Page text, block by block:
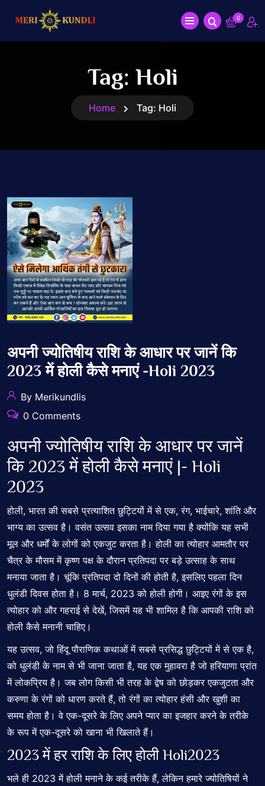
0
Tag: Holi
Home Tag: Holi
अपनी ज्योतिषीय राशि के आधार पर जानें कि
2023 में होली कैसे मनाएं -holi 2023
By Merikundlis
0 Comments
अपनी ज्योतिषीय राशि के आधार पर जानें
कि 2023 में होली कैसे मनाएं |- Holi
2023
होली, भारत की सबसे प्रत्याशित छुट्टियों में से एक, रंग, भाईचारे, शांति और
भाग्य का उत्सव है। वसंत उत्सव इसका नाम दिया गया है क्योंकि यह सभी
मूल और धर्मों के लोगों को एकजुट करता है। होली का त्योहार आमतौर पर
चैत्र के मौसम में कृष्ण पक्ष के दौरान प्रतिपदा पर बड़े उत्साह के साथ
मनाया जाता है। चूंकि प्रतिपदा दो दिनों की होती है, इसलिए पहला दिन
धुलंडी दिवस होता है। 8 मार्च, 2023 को होली होगी। आइए रंगों के इस
त्योहार को और गहराई से देखें, जिसमें यह भी शामिल है कि आपकी राशि को
होली कैसे मनानी चाहिए।
यह उत्सव, जो हिंदू पौराणिक कथाओं में सबसे प्रसिद्ध छुट्टियों में से एक है,
को धुलंडी के नाम से भी जाना जाता है, यह एक मुहावरा है जो हरियाणा प्रांत
में लोकप्रिय है। जब लोग किसी भी तरह के द्वेष को छोड़कर एकजुटता और
करुणा के रंगों को धारण करते हैं, तो रंगों का त्योहार हंसी और खुशी का
समय होता है। वे एक-दूसरे के लिए अपने प्यार का इजहार करने के तरीके
के रूप में एक-दूसरे को खाना भी खिलाते हैं।
2023 में हर राशि के लिए होली Holi2023
भले ही 2023 में होली मनाने के कई तरीके हैं, लेकिन हमारे ज्योतिषियों ने